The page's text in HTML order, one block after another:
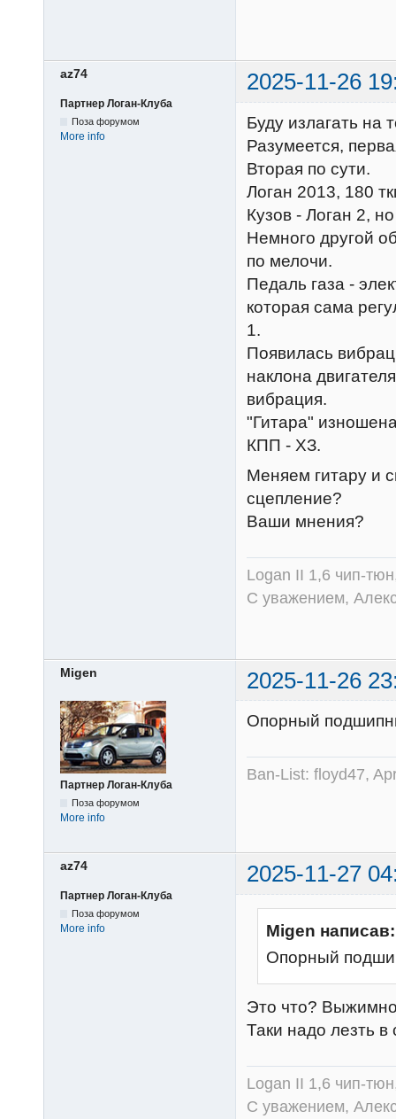
az74 2025-11-26
Партнер Логан-Клуба
Поза форумом
More info
Буду излагать на
Разумеется,
Вторая по сути.
Логан 2013, 180
Кузов - Логан 2,
Немного другой
по мелочи.
Педаль газа -
которая сама
1.
Появилась
наклона
вибрация.
"Гитара"
КПП - ХЗ.
Меняем гитару и
сцепление?
Ваши мнения?
Logan II 1,6 чип-
С уважением,
Migen 2025-11-26
Партнер Логан-Клуба
Поза форумом
More info
Опорный
Ban-List: floyd47,
az74 2025-11-27
Партнер Логан-Клуба
Поза форумом
More info
Migen написав:
Опорный
Это что?
Таки надо лезть в
Logan II 1,6 чип-
С уважением,